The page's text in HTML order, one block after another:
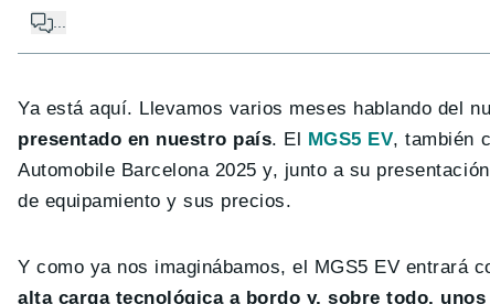
...
Ya está aquí. Llevamos varios meses hablando del
presentado en nuestro país. El MGS5 EV, también
Automobile Barcelona 2025 y, junto a su
de equipamiento y sus precios.
Y como ya nos imaginábamos, el MGS5 EV entrará
alta carga tecnológica a bordo y, sobre todo,